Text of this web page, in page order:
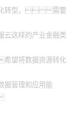
化转型，需要
这样的产业金融类
望将数据资源转化
据管理和应用能